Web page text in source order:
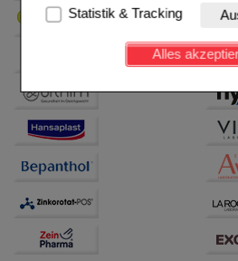
Website notwendig sind (z.B.
Kundenkonto), weshalb auf
werden kann.
Einkaufserlebnis noch
beispielsweise für die
Besuchers oder unsere Seite an
Verhaltensweisen (z.B.
anzupassen. Komfort-Cookies
auch auf Ihre Bedürfnisse
betreiben.
Statistik & Tracking:
Hierüber
Statistik & Tracking
Alles